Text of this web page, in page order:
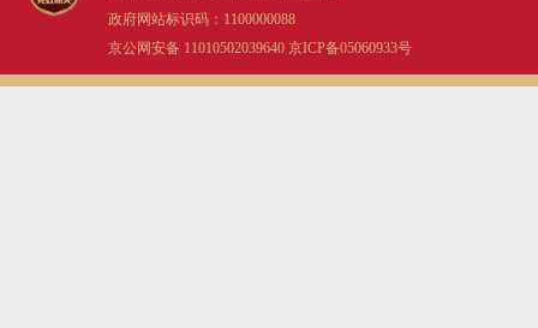
政府网站标识码：1100000088
京公网安备 11010502039640 京ICP备05060933号